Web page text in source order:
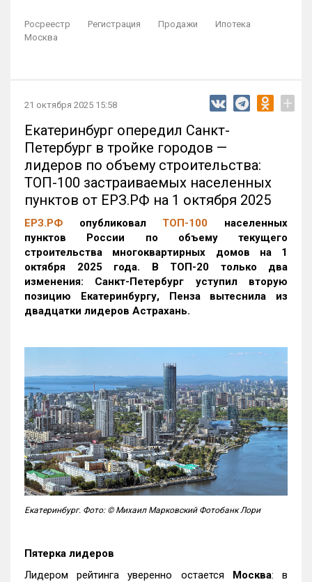
Росреестр Регистрация Продажи
Ипотека
Москва
21 октября 2025 15:58 +
Екатеринбург опередил Санкт-
Петербург в тройке городов —
лидеров по объему строительства:
ТОП-100 застраиваемых населенных
пунктов от ЕРЗ.РФ на 1 октября 2025
ЕРЗ.РФ опубликовал ТОП-100 населенных
пунктов России по объему текущего
строительства многоквартирных домов на 1
октября 2025 года. В ТОП-20 только два
изменения: Санкт-Петербург уступил вторую
позицию Екатеринбургу, Пенза вытеснила из
двадцатки лидеров Астрахань.
Екатеринбург. Фото: © Михаил Марковский Фотобанк Лори
Пятерка лидеров
Лидером рейтинга уверенно остается Москва: в